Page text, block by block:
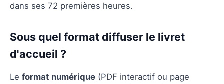
dans ses 72 premières heures.
Sous quel format diffuser le livret
d'accueil ?
Le format numérique (PDF interactif ou page